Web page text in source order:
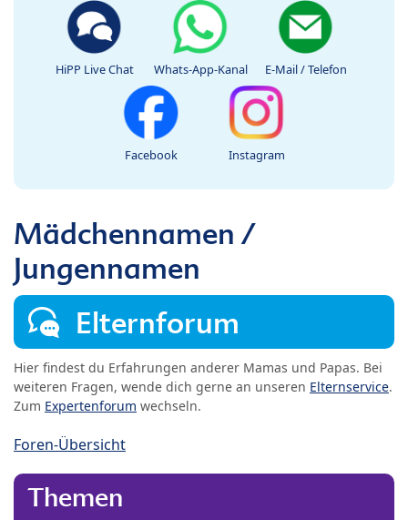
HiPP Live Chat Whats-App-Kanal E-Mail / Telefon
Facebook Instagram
Mädchennamen /
Jungennamen
Elternforum
Hier findest du Erfahrungen anderer Mamas und Papas. Bei
weiteren Fragen, wende dich gerne an unseren Elternservice.
Zum Expertenforum wechseln.
Foren-Übersicht
Themen